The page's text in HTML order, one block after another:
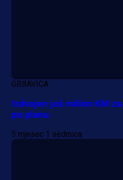
Manijaci razvili
19 h 6 min
GRBAVICA
Izdvojen još milion KM
po planu
5 mjesec 1 sedmica